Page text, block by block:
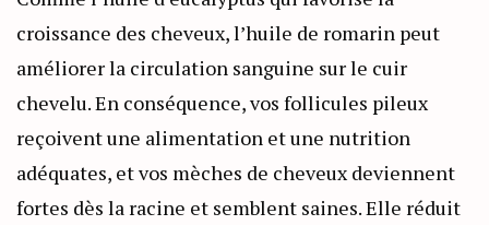
croissance des cheveux, l’huile de romarin peut
améliorer la circulation sanguine sur le cuir
chevelu. En conséquence, vos follicules pileux
reçoivent une alimentation et une nutrition
adéquates, et vos mèches de cheveux deviennent
fortes dès la racine et semblent saines. Elle réduit